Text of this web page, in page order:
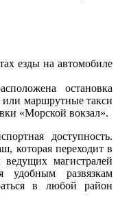
езды на автомобиле
остановка
или маршрутные такси
«Морской вокзал».
доступность.
которая переходит в
магистралей
развязкам
в любой район